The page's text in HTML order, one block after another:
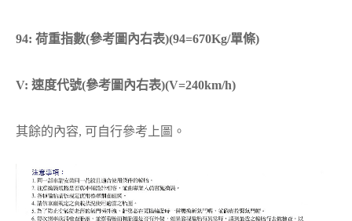
94: 荷重指數(參考圖內右表)(94=670Kg/單條)
V: 速度代號(參考圖內右表)(V=240km/h)
其餘的內容, 可自行參考上圖。